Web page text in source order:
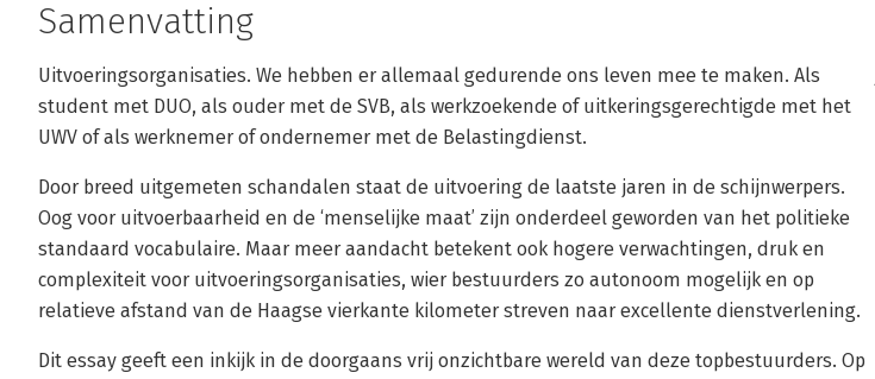
Samenvatting
Uitvoeringsorganisaties. We hebben er allemaal gedurende ons leven mee te maken. Als
student met DUO, als ouder met de SVB, als werkzoekende of uitkeringsgerechtigde met het
UWV of als werknemer of ondernemer met de Belastingdienst.​​​​​​​
Door breed uitgemeten schandalen staat de uitvoering de laatste jaren in de schijnwerpers.
Oog voor uitvoerbaarheid en de ‘menselijke maat’ zijn onderdeel geworden van het politieke
standaard vocabulaire. Maar meer aandacht betekent ook hogere verwachtingen, druk en
complexiteit voor uitvoeringsorganisaties, wier bestuurders zo autonoom mogelijk en op
relatieve afstand van de Haagse vierkante kilometer streven naar excellente dienstverlening.
Dit essay geeft een inkijk in de doorgaans vrij onzichtbare wereld van deze topbestuurders. Op